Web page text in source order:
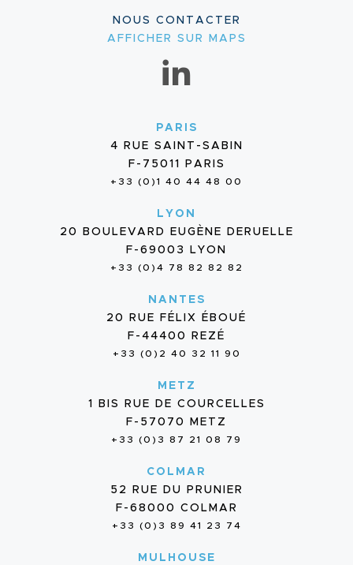
NOUS CONTACTER
AFFICHER SUR MAPS
PARIS
4 RUE SAINT-SABIN
F-75011 PARIS
+33 (0)1 40 44 48 00
LYON
20 BOULEVARD EUGÈNE DERUELLE
F-69003 LYON
+33 (0)4 78 82 82 82
NANTES
20 RUE FÉLIX ÉBOUÉ
F-44400 REZÉ
+33 (0)2 40 32 11 90
METZ
1 BIS RUE DE COURCELLES
F-57070 METZ
+33 (0)3 87 21 08 79
COLMAR
52 RUE DU PRUNIER
F-68000 COLMAR
+33 (0)3 89 41 23 74
MULHOUSE